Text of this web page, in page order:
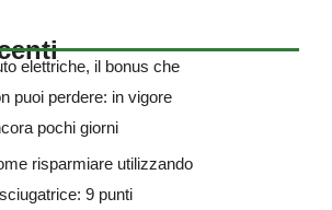
elettriche, il bonus che
puoi perdere: in vigore
pochi giorni
risparmiare utilizzando
9 punti